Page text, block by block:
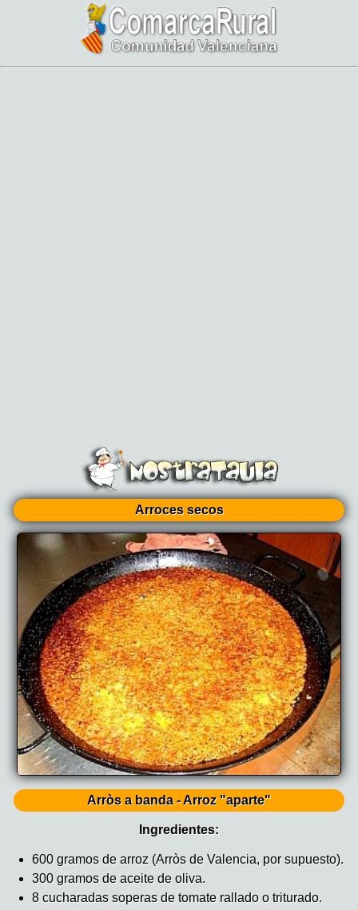
Arroces secos
Arròs a banda - Arroz "aparte"
Ingredientes:
600 gramos de arroz (Arròs de Valencia, por supuesto).
300 gramos de aceite de oliva.
8 cucharadas soperas de tomate rallado o triturado.